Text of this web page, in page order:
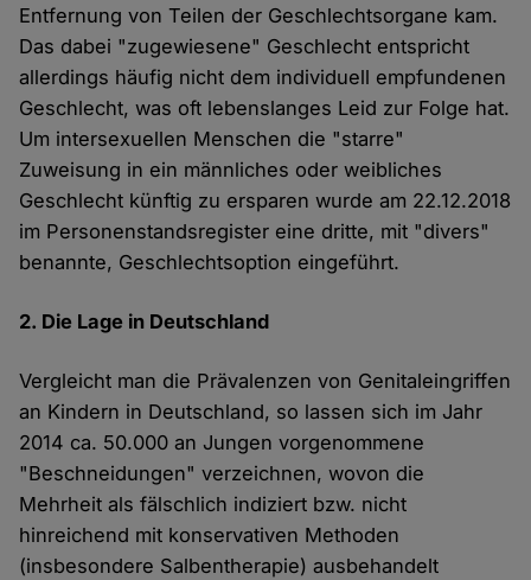
Entfernung von Teilen der Geschlechtsorgane kam.
Das dabei "zugewiesene" Geschlecht entspricht
allerdings häufig nicht dem individuell empfundenen
Geschlecht, was oft lebenslanges Leid zur Folge hat.
Um intersexuellen Menschen die "starre"
Zuweisung in ein männliches oder weibliches
Geschlecht künftig zu ersparen wurde am 22.12.2018
im Personenstandsregister eine dritte, mit "divers"
benannte, Geschlechtsoption eingeführt.
2. Die Lage in Deutschland
Vergleicht man die Prävalenzen von Genitaleingriffen
an Kindern in Deutschland, so lassen sich im Jahr
2014 ca. 50.000 an Jungen vorgenommene
"Beschneidungen" verzeichnen, wovon die
Mehrheit als fälschlich indiziert bzw. nicht
hinreichend mit konservativen Methoden
(insbesondere Salbentherapie) ausbehandelt